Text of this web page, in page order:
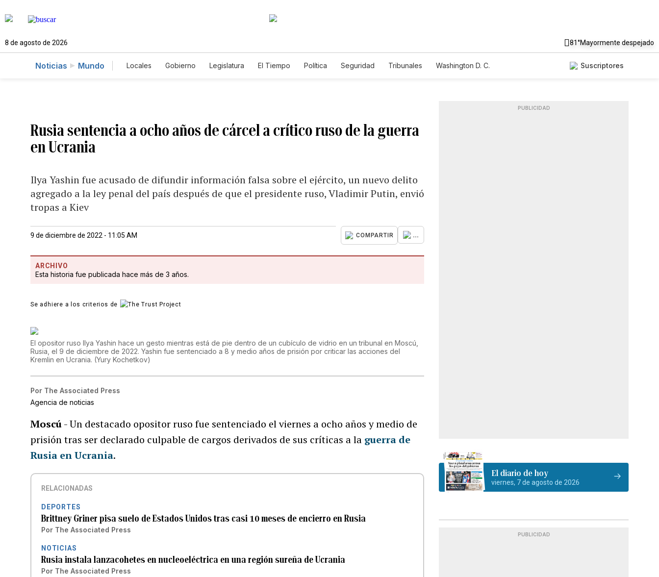
8 de agosto de 2026 81°Mayormente despejado
Noticias Mundo Locales Gobierno Legislatura El Tiempo Política Seguridad Tribunales
Washington D. C.
Suscriptores
Rusia sentencia a ocho años de cárcel a crítico ruso de la guerra
en Ucrania
Ilya Yashin fue acusado de difundir información falsa sobre el ejército, un nuevo delito
agregado a la ley penal del país después de que el presidente ruso, Vladimir Putin, envió
tropas a Kiev
9 de diciembre de 2022 - 11:05 AM COMPARTIR ...
ARCHIVO
Esta historia fue publicada hace más de 3 años.
Se adhiere a los criterios de
El opositor ruso Ilya Yashin hace un gesto mientras está de pie dentro de un cubículo de vidrio en un tribunal en Moscú,
Rusia, el 9 de diciembre de 2022. Yashin fue sentenciado a 8 y medio años de prisión por criticar las acciones del
Kremlin en Ucrania. (Yury Kochetkov)
Por The Associated Press
Agencia de noticias
Moscú- Un destacado opositor ruso fue sentenciado el viernes a ocho años y medio de
prisión tras ser declarado culpable de cargos derivados de sus críticas a la guerra de
Rusia en Ucrania.
RELACIONADAS
DEPORTES
Brittney Griner pisa suelo de Estados Unidos tras casi 10 meses de encierro en Rusia
Por The Associated Press
NOTICIAS
Rusia instala lanzacohetes en nucleoeléctrica en una región sureña de Ucrania
Por The Associated Press
PUBLICIDAD
El diario de hoy
viernes, 7 de agosto de 2026
PUBLICIDAD